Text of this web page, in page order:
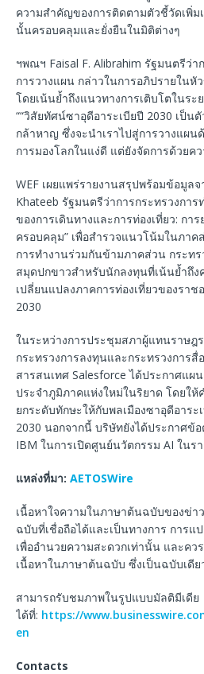
ความสำคัญของการติดตามตัวชี้วัดเพิ่ม
นั้นครอบคลุมและยั่งยืนในมิติต่างๆ
ฯพณฯ Faisal F. Alibrahim รัฐมนตรีว่า
การวางแผน กล่าวในการอภิปรายในหั
โดยเน้นย้ำถึงแนวทางการเติบโตในร
““วิสัยทัศน์ซาอุดีอาระเบียปี 2030 เป็น
กล้าหาญ ซึ่งจะนำเราไปสู่การวางแผน
การมองโลกในแง่ดี แต่ยังจัดการด้วยคว
WEF เผยแพร่รายงานสรุปพร้อมข้อมูล
Khateeb รัฐมนตรีว่าการกระทรวงการ
ของการเดินทางและการท่องเที่ยว: กา
ครอบคลุม” เพื่อสำรวจแนวโน้มในภา
การทำงานร่วมกันข้ามภาคส่วน กระทร
สมุดปกขาวสำหรับนักลงทุนที่เน้นย้ำถึง
เปลี่ยนแปลงภาคการท่องเที่ยวของรา
2030
ในระหว่างการประชุมสภาผู้แทนราษฎ
กระทรวงการลงทุนและกระทรวงการสื่
สารสนเทศ Salesforce ได้ประกาศแผ
ประจำภูมิภาคแห่งใหม่ในริยาด โดยให้
ยกระดับทักษะให้กับพลเมืองซาอุดีอาร
2030 นอกจากนี้ บริษัทยังได้ประกาศข้
IBM ในการเปิดศูนย์นวัตกรรม AI ในร
แหล่งที่มา: AETOSWire
เนื้อหาใจความในภาษาต้นฉบับของข่
ฉบับที่เชื่อถือได้และเป็นทางการ การ
เพื่ออำนวยความสะดวกเท่านั้น และคว
เนื้อหาในภาษาต้นฉบับ ซึ่งเป็นฉบับเดี
สามารถรับชมภาพในรูปแบบมัลติมีเดีย
ได้ที่: https://
en
Contacts